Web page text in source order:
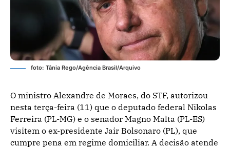
foto: Tânia Rego/Agência Brasil/Arquivo
O ministro Alexandre de Moraes, do STF, autorizou
nesta terça-feira (11) que o deputado federal Nikolas
Ferreira (PL-MG) e o senador Magno Malta (PL-ES)
visitem o ex-presidente Jair Bolsonaro (PL), que
cumpre pena em regime domiciliar. A decisão atende